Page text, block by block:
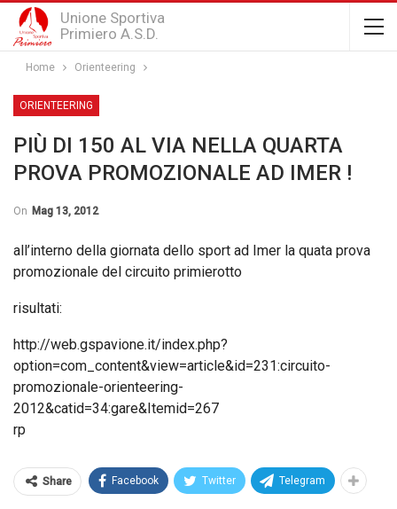
Unione Sportiva
Primiero A.S.D.
Home Orienteering
ORIENTEERING
PIÙ DI 150 AL VIA NELLA QUARTA
PROVA PROMOZIONALE AD IMER !
On Mag 13, 2012
all’interno della giornata dello sport ad Imer la quata prova
promozionale del circuito primierotto
risultati:
http://web.gspavione.it/index.php?
option=com_content&view=article&id=231:circuito-
promozionale-orienteering-
2012&catid=34:gare&Itemid=267
rp
Share Facebook Twitter Telegram